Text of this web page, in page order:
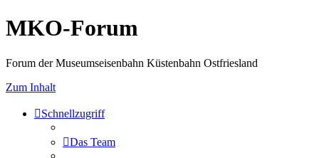
MKO-Forum
Forum der Museumseisenbahn Küstenbahn Ostfriesland
Zum Inhalt
Schnellzugriff
Das Team